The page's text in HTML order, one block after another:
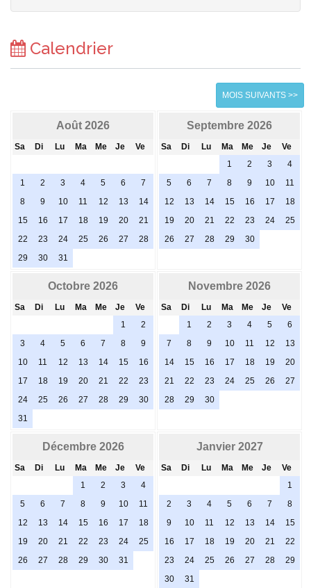
Calendrier
MOIS SUIVANTS >>
Août 2026
Sa Di Lu Ma Me Je Ve
1 2 3 4 5 6
7
8
9 10 11 12 13
14
15
16 17 18 19 20
21
22
23 24 25 26 27
28
29
30 31
Septembre 2026
Sa Di Lu Ma Me Je
Ve
1
2 3
4
5
6 7 8 9 10
11
12
13 14 15 16 17
18
19
20 21 22 23 24
25
26
27 28 29 30
Octobre 2026
Sa Di Lu Ma Me Je
Ve
1
2
3
4 5 6 7 8
9
10
11 12 13 14 15
16
17
18 19 20 21 22
23
24
25 26 27 28 29
30
31
Novembre 2026
Sa Di Lu Ma Me Je
Ve
1
2 3 4 5
6
7
8 9 10 11 12
13
14
15 16 17 18 19
20
21
22 23 24 25 26
27
28
29 30
Décembre 2026
Sa Di Lu Ma Me Je
Ve
1
2 3
4
5
6 7 8 9 10
11
12
13 14 15 16 17
18
19
20 21 22 23 24
25
26
27 28 29 30 31
Janvier 2027
Sa Di Lu Ma Me Je
Ve
1
2
3 4 5 6 7
8
9
10 11 12 13 14
15
16
17 18 19 20 21
22
23
24 25 26 27 28
29
30
31